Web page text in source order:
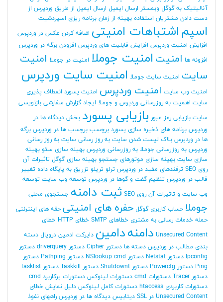
آنالیتیک به گوگل وبمستر ارسال ایمیل ارسال ایمیل از طریق وردپرس از
دست دادن مشتریان استفاده بهینه از زمان برنامه ریزی اسپردشیت
اسپم اشتباهات امنیتی اضافه کردن عکس در وردپرس
افزایش امنیت وردپرس افزایش قابلیت های وردپرس افزودن برگه در وردپرس
افزونه ها امنیت امنیت جوملا امنیت در جوملا امنیت
سایت امنیت سایت جوملا امنیت سایت وردپرس
امنیت وب سایت امنیت وردپرس امنیت پسورد انعطاف پذیری
سایت اهمیت به روزرسانی وردپرس و جوملا ایجاد گزارش سفارشی بازنویسی
سایت بازیابی رمز عبور بازیابی پسورد بخش دیدگاه ها در
وردپرس برنامه های ذخیره سازی پسورد برچسب برچسب ها در وردپرس برگه
ها در وردپرس بلاک لیست شدن سایت به روز رسانی سایت به روز رسانی
وردپرس به روزرسانی جوملا به روزرسانی وردپرس بهینه سازی سئو بهینه
سازی سایت بهینه سازی موتورهای جستجو بهینه سازی گوگل تاثیرات آن
روی SEO
ترفندهای مفید در وردپرس ترلو تریلو تزریق به پایگاه داده تغییر
قالب در وردپرس تنظیم گفت و گوها در وردپرس توسعه وب سایت توسعه
وب سایت و تاثیرات آن روی SEO
ثبت دامنه جستجوی محلی
جوملا حساب کاربری گوگل حفره های امنیتی حقه های اینترنتی
حمله خدمات رسانی به مشتری خطاهای SMTP خطای HTTP
خطای
Unsecured Content دامنهدامین دایرکت ادمین دروپال دسته
بندی مطالب در وردپرس دسته ها دستور Cipher دستور driverquery
دستور
Ipconfig دستور Netstat دستور NSlookup cmd دستور Pathping
دستور
Ping دستور Powercfg دستور Shutdownt دستور Taskkill
دستور Tasklist
دستور Tracer
دستورات cmd دستورات لینوکس دستورات پرکاربرد cmd
دستورات کاربردی htaccess
دستورات کامل لینوکس دلیل نمایش خطای
Unsecured Content در SSL
دیتابیس دیدگاه ها در وردپرس راههای نفوذ